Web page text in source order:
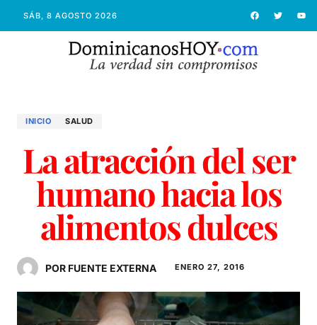
SÁB, 8 AGOSTO 2026
INICIO SALUD
La atracción del ser
humano hacia los
alimentos dulces
POR FUENTE EXTERNA ENERO 27, 2016